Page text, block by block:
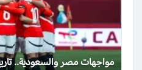
مواجهات مصر والسعودية..